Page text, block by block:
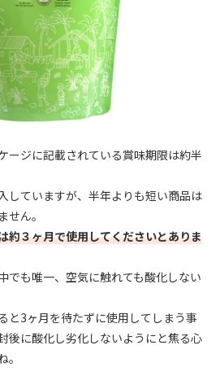
ージに記載されている賞味期限は約半
していますが、半年よりも短い商品は
せん。
約３ヶ月で使用してくださいとありま
でも唯一、空気に触れても酸化しない
と3ヶ月を待たずに使用してしまう事
後に酸化し劣化しないようにと焦る心